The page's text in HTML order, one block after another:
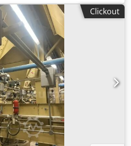
Clickout